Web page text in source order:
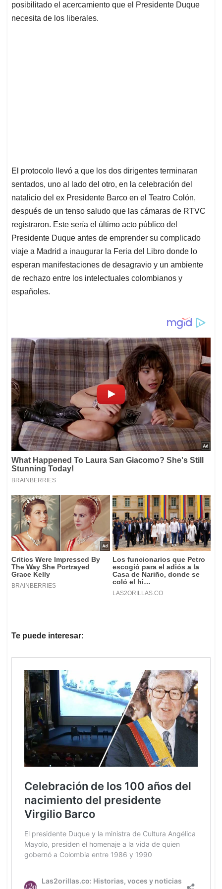
posibilitado el acercamiento que el Presidente Duque
necesita de los liberales.
El protocolo llevó a que los dos dirigentes terminaran
sentados, uno al lado del otro, en la celebración del
natalicio del ex Presidente Barco en el Teatro Colón,
después de un tenso saludo que las cámaras de RTVC
registraron. Este sería el último acto público del
Presidente Duque antes de emprender su complicado
viaje a Madrid a inaugurar la Feria del Libro donde lo
esperan manifestaciones de desagravio y un ambiente
de rechazo entre los intelectuales colombianos y
españoles.
Te puede interesar: